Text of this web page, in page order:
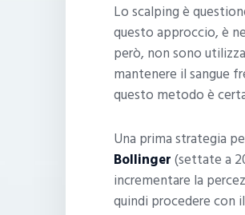
Lo scalping è
questo approccio, è
però, non sono
mantenere il sangue
questo metodo è
Una prima strategia
Bollinger(settate a
incrementare la
quindi procedere con